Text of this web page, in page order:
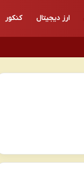
ارز دیجیتال کنکور